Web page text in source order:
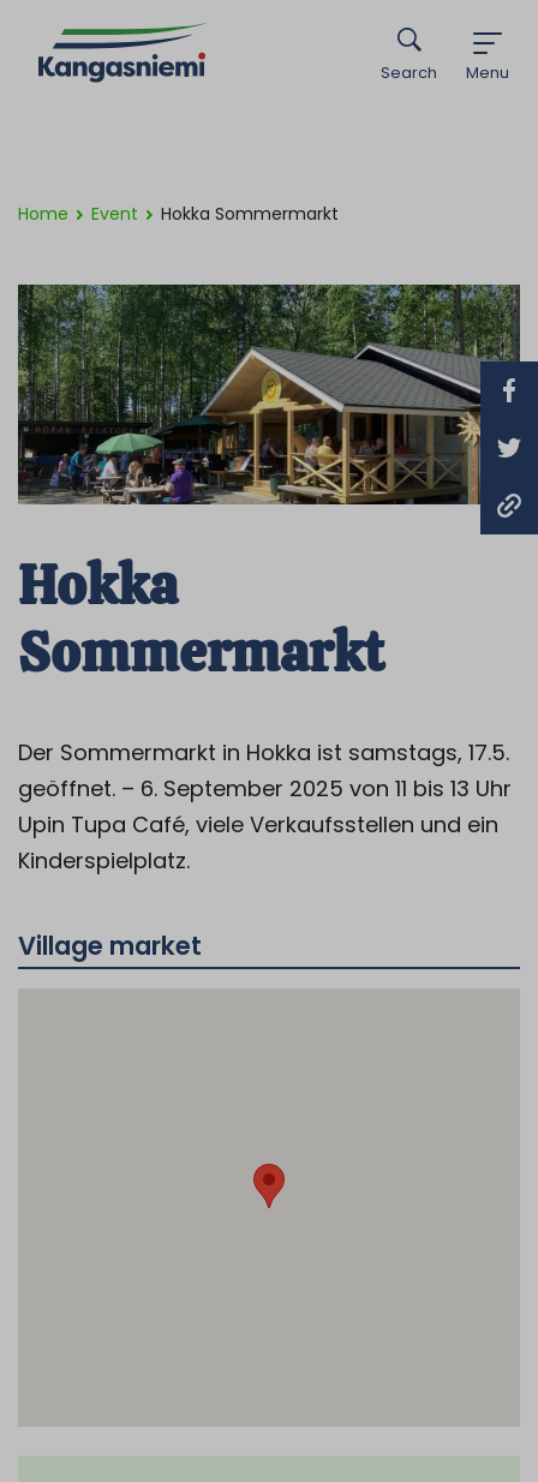
Menu
Search
Home Event Hokka Sommermarkt
Hokka
Sommermarkt
Der Sommermarkt in Hokka ist samstags, 17.5.
geöffnet. – 6. September 2025 von 11 bis 13 Uhr
Upin Tupa Café, viele Verkaufsstellen und ein
Kinderspielplatz.
Village market